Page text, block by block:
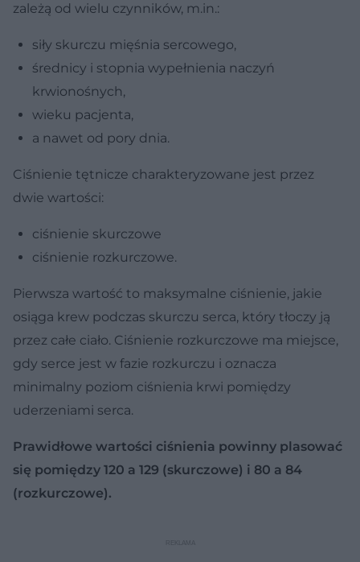
zależą od wielu czynników, m.in.:
siły skurczu mięśnia sercowego,
średnicy i stopnia wypełnienia naczyń
krwionośnych,
wieku pacjenta,
a nawet od pory dnia.
Ciśnienie tętnicze charakteryzowane jest przez
dwie wartości:
ciśnienie skurczowe
ciśnienie rozkurczowe.
Pierwsza wartość to maksymalne ciśnienie, jakie
osiąga krew podczas skurczu serca, który tłoczy ją
przez całe ciało. Ciśnienie rozkurczowe ma miejsce,
gdy serce jest w fazie rozkurczu i oznacza
minimalny poziom ciśnienia krwi pomiędzy
uderzeniami serca.
Prawidłowe wartości ciśnienia powinny plasować
się pomiędzy 120 a 129 (skurczowe) i 80 a 84
(rozkurczowe).